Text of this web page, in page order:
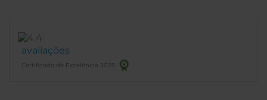
avaliações
Certificado de Excelência 2025